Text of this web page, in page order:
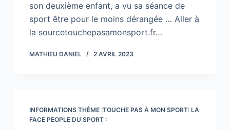
son deuxième enfant, a vu sa séance de
sport être pour le moins dérangée … Aller à
la sourcetouchepasamonsport.fr…
MATHIEU DANIEL 2 AVRIL 2023
INFORMATIONS THÈME :TOUCHE PAS À MON SPORT: LA
FACE PEOPLE DU SPORT :